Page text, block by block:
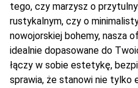
tego, czy marzysz o
rustykalnym, czy o
nowojorskiej bohemy, nasza
idealnie dopasowane do
łączy w sobie estetykę,
sprawia, że stanowi nie tylko